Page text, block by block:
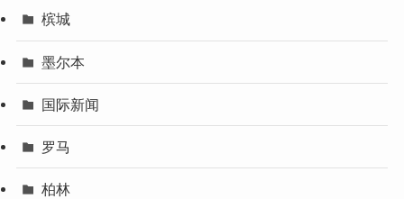
槟城
墨尔本
国际新闻
罗马
柏林